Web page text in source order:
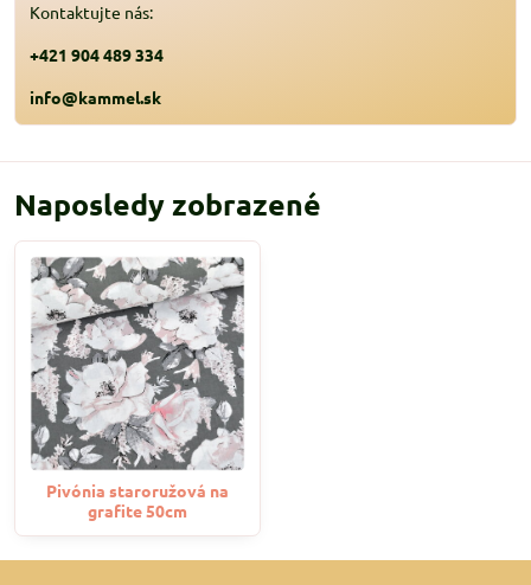
Kontaktujte nás:
+421 904 489 334
info@kammel.sk
Naposledy zobrazené
Pivónia staroružová na
grafite 50cm